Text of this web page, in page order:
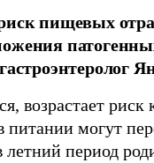
пищевых
возрастает
могут
период